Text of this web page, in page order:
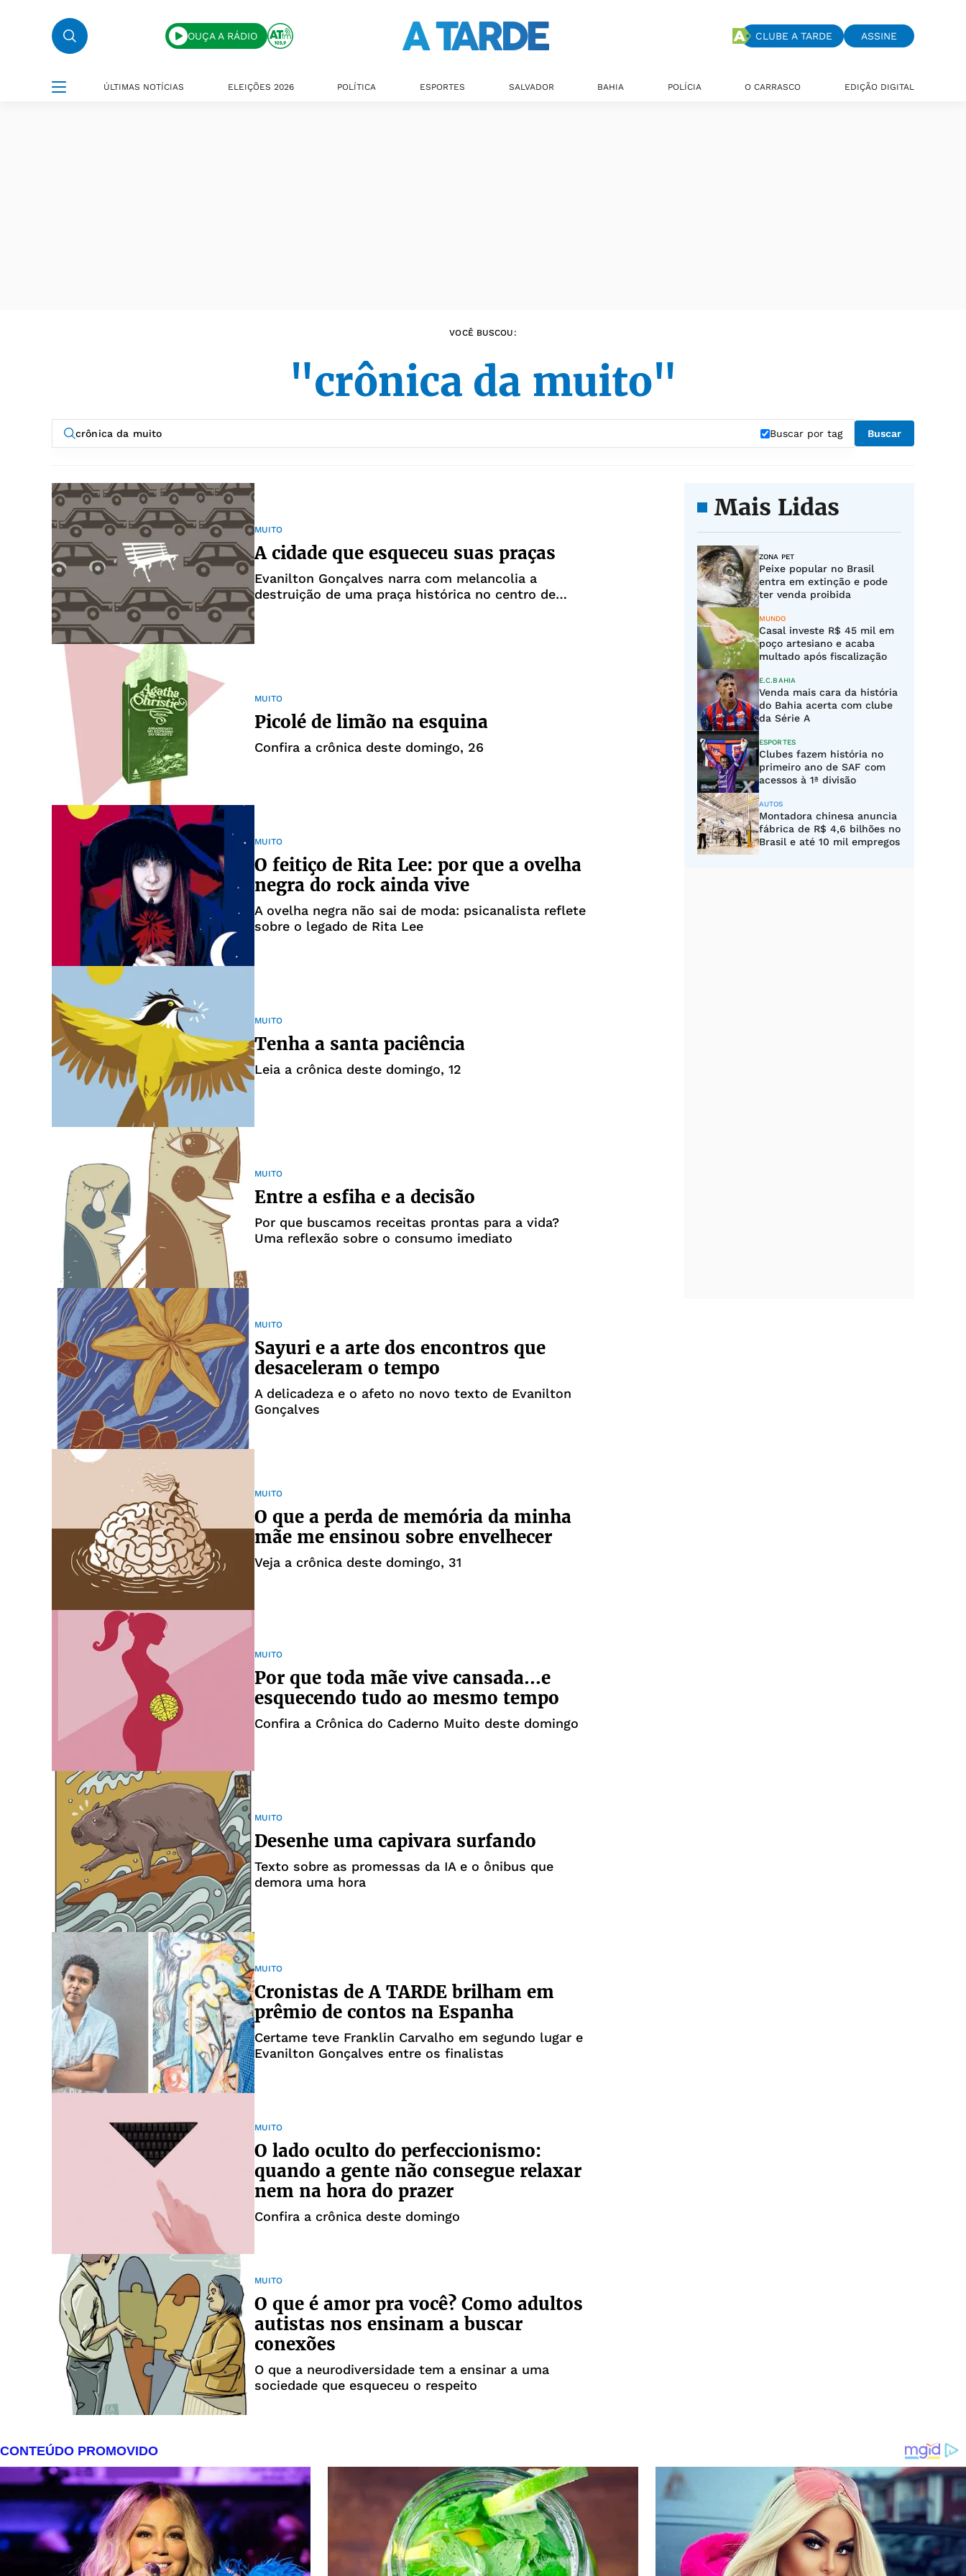
OUÇA A RÁDIO CLUBE A TARDE ASSINE
ÚLTIMAS NOTÍCIAS ELEIÇÕES 2026 POLÍTICA ESPORTES SALVADOR BAHIA POLÍCIA O CARRASCO EDIÇÃO DIGITAL
VOCÊ BUSCOU:
"crônica da muito"
Buscar por tag Buscar
MUITO
A cidade que esqueceu suas praças
Evanilton Gonçalves narra com melancolia a
destruição de uma praça histórica no centro de
MUITO
Picolé de limão na esquina
Confira a crônica deste domingo, 26
MUITO
O feitiço de Rita Lee: por que a ovelha
negra do rock ainda vive
A ovelha negra não sai de moda: psicanalista reflete
sobre o legado de Rita Lee
MUITO
Tenha a santa paciência
Leia a crônica deste domingo, 12
MUITO
Entre a esfiha e a decisão
Por que buscamos receitas prontas para a vida?
Uma reflexão sobre o consumo imediato
MUITO
Sayuri e a arte dos encontros que
desaceleram o tempo
A delicadeza e o afeto no novo texto de Evanilton
Gonçalves
MUITO
O que a perda de memória da minha
mãe me ensinou sobre envelhecer
Veja a crônica deste domingo, 31
MUITO
Por que toda mãe vive cansada...e
esquecendo tudo ao mesmo tempo
Confira a Crônica do Caderno Muito deste domingo
MUITO
Desenhe uma capivara surfando
Texto sobre as promessas da IA e o ônibus que
demora uma hora
MUITO
Cronistas de A TARDE brilham em
prêmio de contos na Espanha
Certame teve Franklin Carvalho em segundo lugar e
Evanilton Gonçalves entre os finalistas
MUITO
O lado oculto do perfeccionismo:
quando a gente não consegue relaxar
nem na hora do prazer
Confira a crônica deste domingo
MUITO
O que é amor pra você? Como adultos
autistas nos ensinam a buscar
conexões
O que a neurodiversidade tem a ensinar a uma
sociedade que esqueceu o respeito
Mais Lidas
ZONA PET
Peixe popular no Brasil
entra em extinção e pode
ter venda proibida
MUNDO
Casal investe R$ 45 mil em
poço artesiano e acaba
multado após fiscalização
E.C.BAHIA
Venda mais cara da história
do Bahia acerta com clube
da Série A
ESPORTES
Clubes fazem história no
primeiro ano de SAF com
acessos à 1ª divisão
AUTOS
Montadora chinesa anuncia
fábrica de R$ 4,6 bilhões no
Brasil e até 10 mil empregos